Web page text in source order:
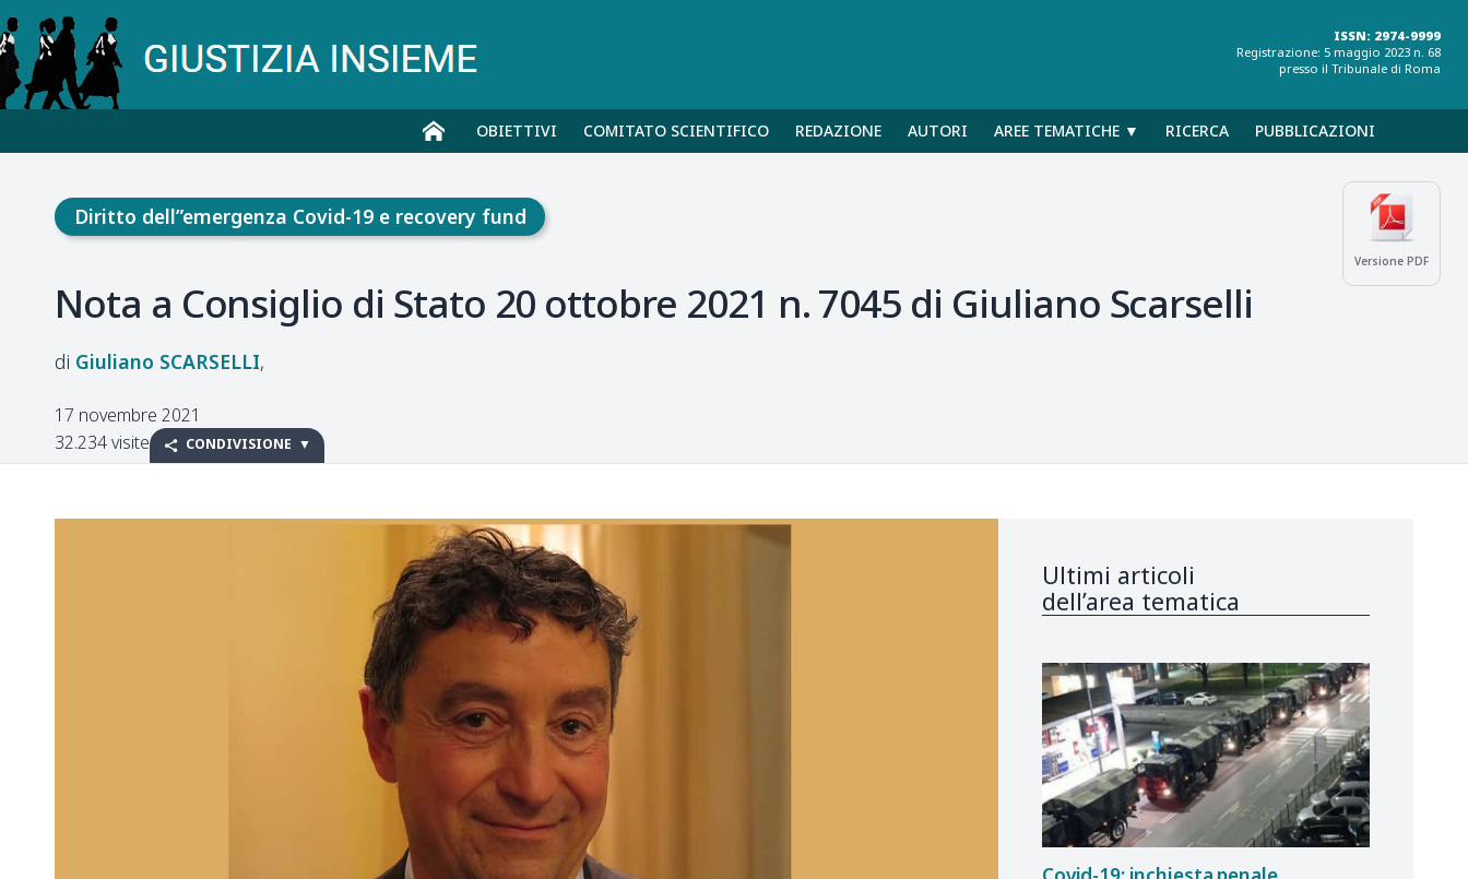
ISSN: 2974-9999
Registrazione: 5 maggio 2023 n. 68
presso il Tribunale di Roma
OBIETTIVI COMITATO SCIENTIFICO REDAZIONE AUTORI AREE TEMATICHE ▼ RICERCA PUBBLICAZIONI
Versione PDF
Diritto dell”emergenza Covid-19 e recovery fund
Nota a Consiglio di Stato 20 ottobre 2021 n. 7045 di Giuliano Scarselli
Giuliano SCARSELLI
17 novembre 2021
32.234 visite
CONDIVISIONE
Ultimi articoli
dell’area tematica